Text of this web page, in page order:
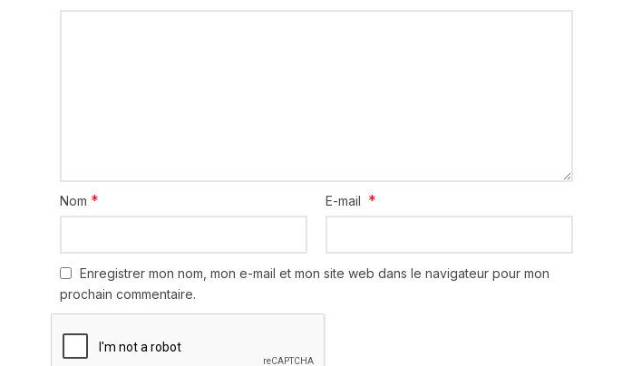
Nom * E-mail *
Enregistrer mon nom, mon e-mail et mon site web dans le navigateur pour mon
prochain commentaire.